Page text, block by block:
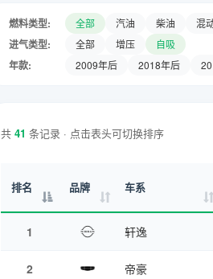
燃料类型: 全部 汽油 柴油 混
进气类型: 全部 增压 自吸
年款: 2009年后 2018年后
共 41 条记录 · 点击表头可切换排序
排名 品牌 车系
1 轩逸
2 帝豪